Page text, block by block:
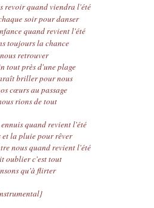
revoir quand viendra l'été
soir pour danser
quand revient l'été
toujours la chance
retrouver
tout près d'une plage
briller pour nous
cœurs au passage
rions de tout
quand revient l'été
et la pluie pour rêver
nous quand revient l'été
oublier c'est tout
qu'à flirter